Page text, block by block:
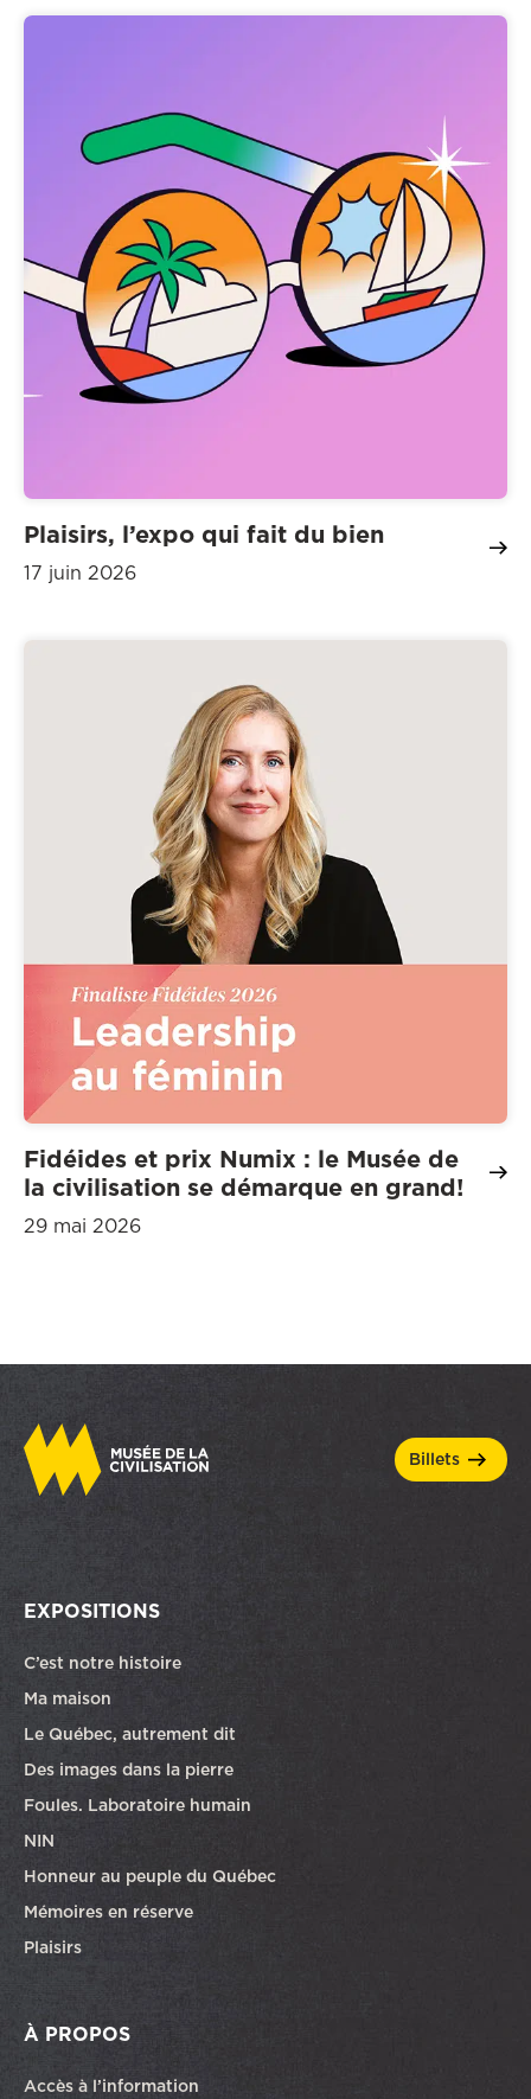
Plaisirs, l’expo qui fait du bien
17 juin 2026
Fidéides et prix Numix : le Musée de
la civilisation se démarque en grand!
29 mai 2026
billets
EXPOSITIONS
C’est notre histoire
Ma maison
Le Québec, autrement dit
Des images dans la pierre
Foules. Laboratoire humain
NIN
Honneur au peuple du Québec
Mémoires en réserve
Plaisirs
À PROPOS
Accès à l’information